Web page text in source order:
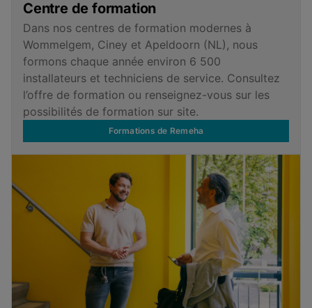
Centre de formation
Dans nos centres de formation modernes à
Wommelgem, Ciney et Apeldoorn (NL), nous
formons chaque année environ 6 500
installateurs et techniciens de service. Consultez
l’offre de formation ou renseignez-vous sur les
possibilités de formation sur site.
Formations de Remeha